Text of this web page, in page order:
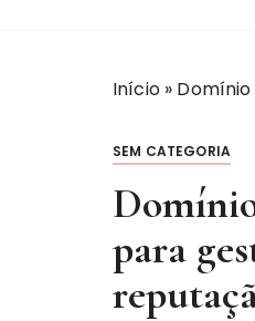
Início»
SEM CATEGORIA
para